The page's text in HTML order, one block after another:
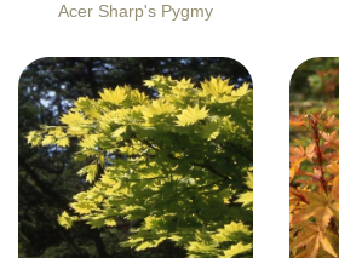
Acer Sharp's Pygmy